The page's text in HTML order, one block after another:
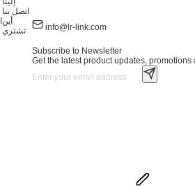
اتصل بنا
أين
تشتري
info@lr-link.com
Subscribe to Newsletter
Get the latest product updates, promotions